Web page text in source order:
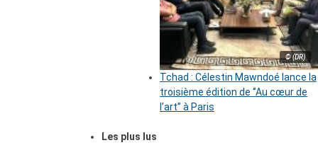
© (DR)
Tchad : Célestin Mawndoé lance la
troisième édition de ‘’Au cœur de
l’art’’ à Paris
Les plus lus